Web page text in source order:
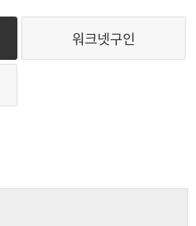
워크넷구인